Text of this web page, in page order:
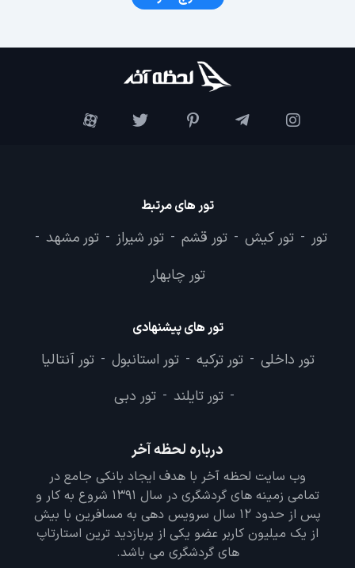
تور های مرتبط
تور - تور کیش - تور قشم - تور شیراز - تور مشهد -
تور چابهار
تور های پیشنهادی
تور داخلی - تور ترکیه - تور استانبول - تور آنتالیا
- تور تایلند - تور دبی
درباره لحظه آخر
وب سایت لحظه آخر با هدف ایجاد بانکی جامع در
تمامی زمینه های گردشگری در سال 1391 شروع به کار و
پس از حدود 12 سال سرویس دهی به مسافرین با بیش
از یک میلیون کاربر عضو یکی از پربازدید ترین استارتاپ
های گردشگری می باشد.